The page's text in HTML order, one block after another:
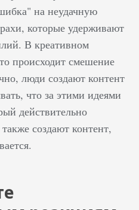
коронавируса, которая
с 2020 года резко
повысила интерес
пользователей к
письмам от компаний.
Одновременно
увеличилось
количество подписок
по личной
работы и доставки,
на неудачную
которые удерживают
В креативном
происходит смешение
люди создают контент
что за этими идеями
действительно
создают контент,